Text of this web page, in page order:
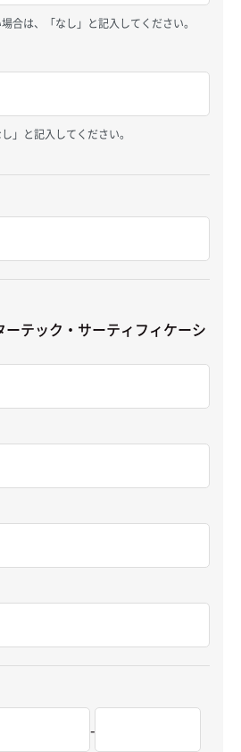
合は、「なし」と記入してください。
」と記入してください。
テック・サーティフィケーシ
-